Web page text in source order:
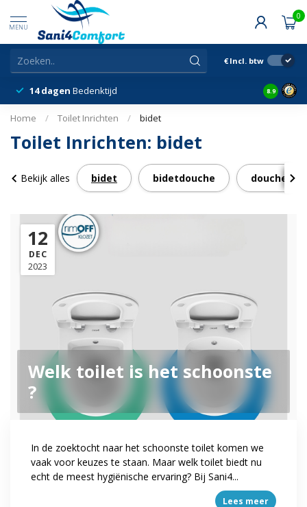
MENU
0
€ Incl. btw
14 dagen Bedenktijd Snelle
8.9
Home / Toilet Inrichten / bidet
Toilet Inrichten: bidet
Bekijk alles bidet bidetdouche douche wc
12
DEC
2023
Welk toilet is het schoonste
?
In de zoektocht naar het schoonste toilet komen we
vaak voor keuzes te staan. Maar welk toilet biedt nu
echt de meest hygiënische ervaring? Bij Sani4...
Lees meer